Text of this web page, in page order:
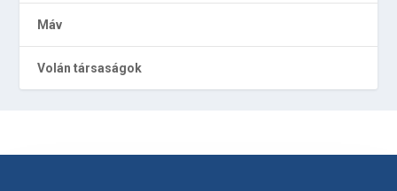
Máv
Volán társaságok